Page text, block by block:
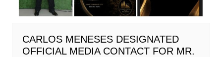
CARLOS MENESES DESIGNATED
OFFICIAL MEDIA CONTACT FOR MR.